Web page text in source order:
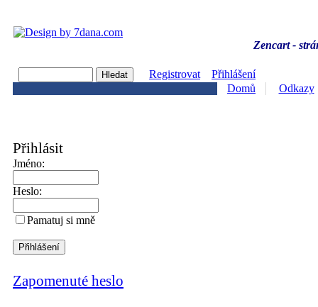
Zencart -
Registrovat
Přihlášení
Domů
Odkazy
Přihlásit
Jméno:
Heslo:
Pamatuj si mně
Zapomenuté heslo